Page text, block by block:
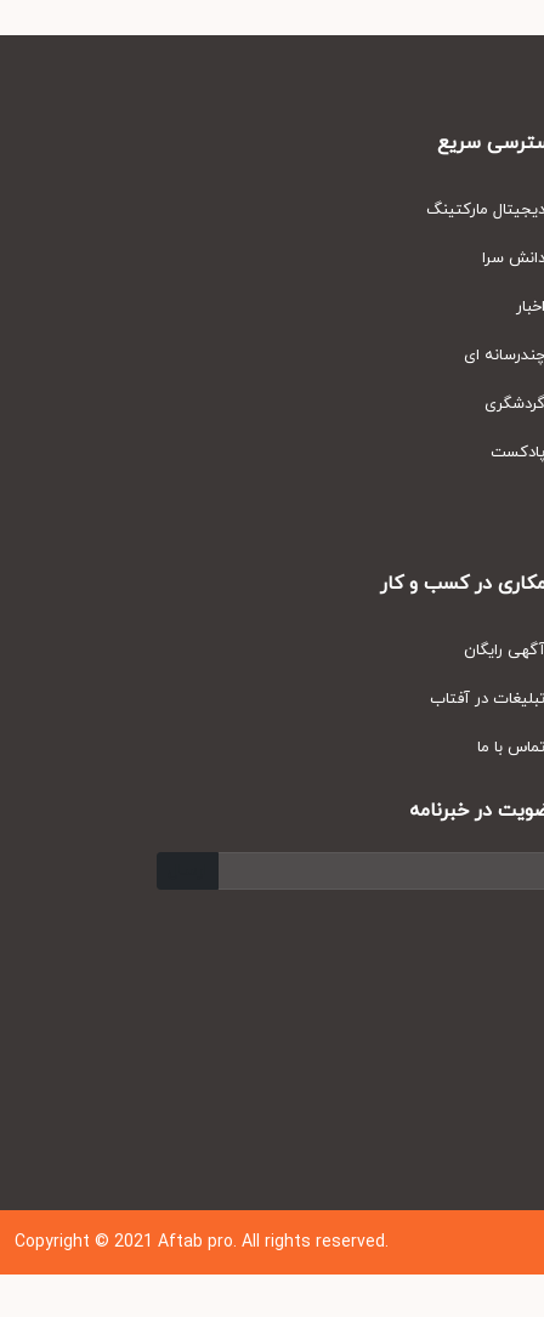
سریع
مارکتینگ
سرا
ای
در کسب و کار
رایگان
در آفتاب
با ما
در خبرنامه
Copyright © 202 1Aftab pro. All rights reserved.